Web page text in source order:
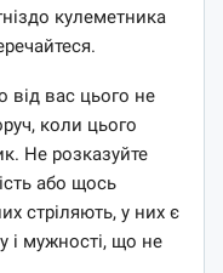
кулеметника
від вас цього не
коли цього
Не розказуйте
або щось
стріляють, у них є
і мужності, що не